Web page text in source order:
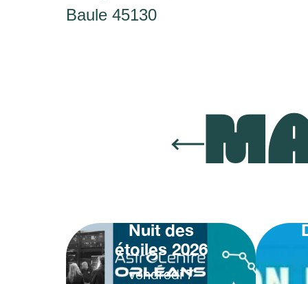
Baule 45130
Nuit des
étoiles 2026
vendredi 7